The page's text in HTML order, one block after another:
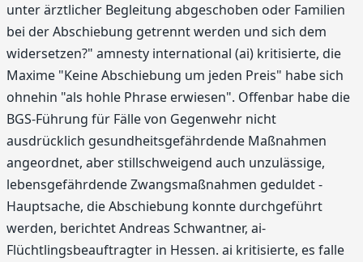
unter ärztlicher Begleitung abgeschoben oder Familien
bei der Abschiebung getrennt werden und sich dem
widersetzen?" amnesty international (ai) kritisierte, die
Maxime "Keine Abschiebung um jeden Preis" habe sich
ohnehin "als hohle Phrase erwiesen". Offenbar habe die
BGS-Führung für Fälle von Gegenwehr nicht
ausdrücklich gesundheitsgefährdende Maßnahmen
angeordnet, aber stillschweigend auch unzulässige,
lebensgefährdende Zwangsmaßnahmen geduldet -
Hauptsache, die Abschiebung konnte durchgeführt
werden, berichtet Andreas Schwantner, ai-
Flüchtlingsbeauftragter in Hessen. ai kritisierte, es falle